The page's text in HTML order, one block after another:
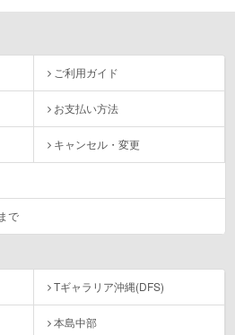
ご利用ガイド
お支払い方法
キャンセル・変更
で
Tギャラリア沖縄(DFS)
本島中部